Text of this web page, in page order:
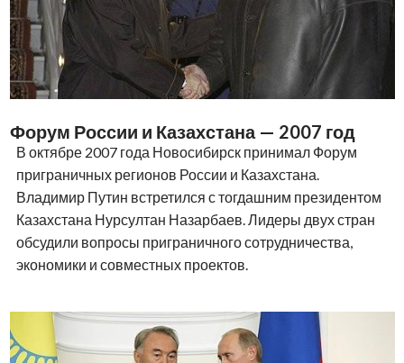
Форум России и Казахстана — 2007 год
В октябре 2007 года Новосибирск принимал Форум
приграничных регионов России и Казахстана.
Владимир Путин встретился с тогдашним президентом
Казахстана Нурсултан Назарбаев. Лидеры двух стран
обсудили вопросы приграничного сотрудничества,
экономики и совместных проектов.